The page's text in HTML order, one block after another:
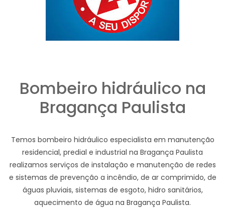
Bombeiro hidráulico na
Bragança Paulista
Temos bombeiro hidráulico especialista em manutenção
residencial, predial e industrial na Bragança Paulista
realizamos serviços de instalação e manutenção de redes
e sistemas de prevenção a incêndio, de ar comprimido, de
águas pluviais, sistemas de esgoto, hidro sanitários,
aquecimento de água na Bragança Paulista.